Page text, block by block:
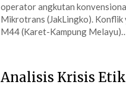
operator angkutan
Mikrotrans (JakLingko).
M44 (Karet-Kampung
Analisis Krisis